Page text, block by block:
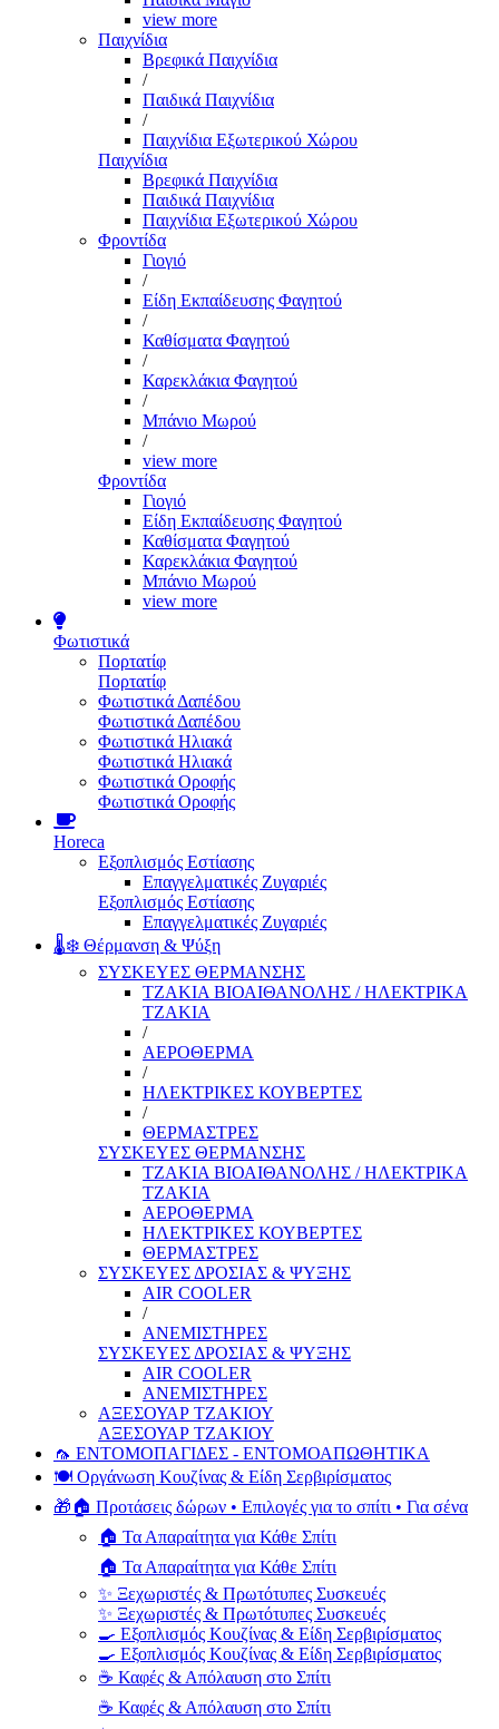
view more
Παιχνίδια
Βρεφικά Παιχνίδια
/
Παιδικά Παιχνίδια
/
Παιχνίδια Εξωτερικού Χώρου
Παιχνίδια
Βρεφικά Παιχνίδια
Παιδικά Παιχνίδια
Παιχνίδια Εξωτερικού Χώρου
Φροντίδα
Γιογιό
/
Είδη Εκπαίδευσης Φαγητού
/
Καθίσματα Φαγητού
/
Καρεκλάκια Φαγητού
/
Μπάνιο Μωρού
/
view more
Φροντίδα
Γιογιό
Είδη Εκπαίδευσης Φαγητού
Καθίσματα Φαγητού
Καρεκλάκια Φαγητού
Μπάνιο Μωρού
view more
Φωτιστικά
Πορτατίφ
Πορτατίφ
Φωτιστικά Δαπέδου
Φωτιστικά Δαπέδου
Φωτιστικά Ηλιακά
Φωτιστικά Ηλιακά
Φωτιστικά Οροφής
Φωτιστικά Οροφής
Horeca
Εξοπλισμός Εστίασης
Επαγγελματικές Ζυγαριές
Εξοπλισμός Εστίασης
Επαγγελματικές Ζυγαριές
🌡️❄️ Θέρμανση & Ψύξη
ΣΥΣΚΕΥΕΣ ΘΕΡΜΑΝΣΗΣ
ΤΖΑΚΙΑ ΒΙΟΑΙΘΑΝΟΛΗΣ / ΗΛΕΚΤΡΙΚΑ
ΤΖΑΚΙΑ
/
ΑΕΡΟΘΕΡΜΑ
/
ΗΛΕΚΤΡΙΚΕΣ ΚΟΥΒΕΡΤΕΣ
/
ΘΕΡΜΑΣΤΡΕΣ
ΣΥΣΚΕΥΕΣ ΘΕΡΜΑΝΣΗΣ
ΤΖΑΚΙΑ ΒΙΟΑΙΘΑΝΟΛΗΣ / ΗΛΕΚΤΡΙΚΑ
ΤΖΑΚΙΑ
ΑΕΡΟΘΕΡΜΑ
ΗΛΕΚΤΡΙΚΕΣ ΚΟΥΒΕΡΤΕΣ
ΘΕΡΜΑΣΤΡΕΣ
ΣΥΣΚΕΥΕΣ ΔΡΟΣΙΑΣ & ΨΥΞΗΣ
AIR COOLER
/
ΑΝΕΜΙΣΤΗΡΕΣ
ΣΥΣΚΕΥΕΣ ΔΡΟΣΙΑΣ & ΨΥΞΗΣ
AIR COOLER
ΑΝΕΜΙΣΤΗΡΕΣ
ΑΞΕΣΟΥΑΡ ΤΖΑΚΙΟΥ
ΑΞΕΣΟΥΑΡ ΤΖΑΚΙΟΥ
🦟 ΕΝΤΟΜΟΠΑΓΙΔΕΣ - ΕΝΤΟΜΟΑΠΩΘΗΤΙΚΑ
🍽️ Οργάνωση Κουζίνας & Είδη Σερβιρίσματος
🎁🏠 Προτάσεις δώρων • Επιλογές για το σπίτι • Για σένα
🏠 Τα Απαραίτητα για Κάθε Σπίτι
🏠 Τα Απαραίτητα για Κάθε Σπίτι
✨ Ξεχωριστές & Πρωτότυπες Συσκευές
✨ Ξεχωριστές & Πρωτότυπες Συσκευές
🍳 Εξοπλισμός Κουζίνας & Είδη Σερβιρίσματος
🍳 Εξοπλισμός Κουζίνας & Είδη Σερβιρίσματος
☕ Καφές & Απόλαυση στο Σπίτι
☕ Καφές & Απόλαυση στο Σπίτι